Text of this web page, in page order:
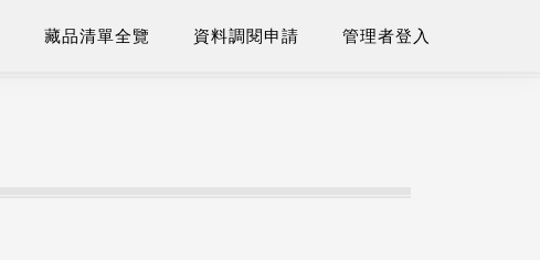
藏品清單全覽 資料調閱申請 管理者登入